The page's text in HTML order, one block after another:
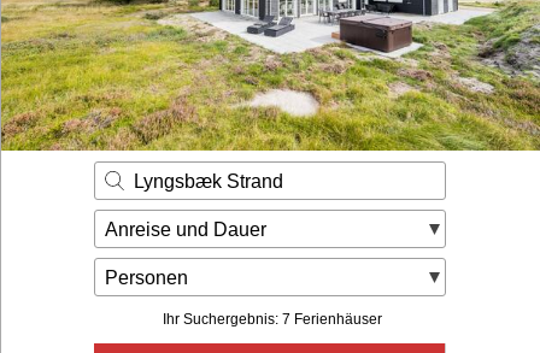
Inspiration
Kontakt
Gut zu wissen
Login
Lyngsbæk Strand
Anreise und Dauer
Personen
Ihr Suchergebnis: 7 Ferienhäuser